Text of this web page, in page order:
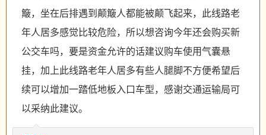
簸，坐在后排遇到颠簸人都能被颠飞起来，此线路老
年人居多感觉比较危险，所以想咨询今年还会购买新
公交车吗，要是资金允许的话建议购车使用气囊悬
挂，加上此线路老年人居多有些人腿脚不方便希望后
续可以增加一踏低地板入口车型，感谢交通运输局可
以采纳此建议。